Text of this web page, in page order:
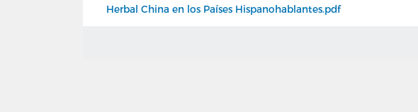
Herbal China en los Países Hispanohablantes.pdf